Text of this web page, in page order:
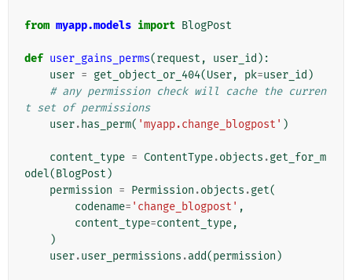
from myapp.models import BlogPost
def user_gains_perms(request , user_id ):
user = get_object_or_404(User, pk=user_id )
# any permission check will cache the curren
t set of permissions
user. has_perm( 'myapp.change_blogpost' )
content_type = ContentType.objects .get_for_m
odel(BlogPost )
permission = Permission .objects .get(
codename= 'change_blogpost' ,
content_type=content_type,
)
user.user_permissions .add(permission )